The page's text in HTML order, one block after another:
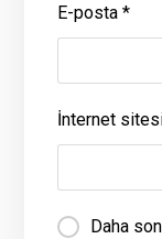
E-posta*
İnternet
Daha